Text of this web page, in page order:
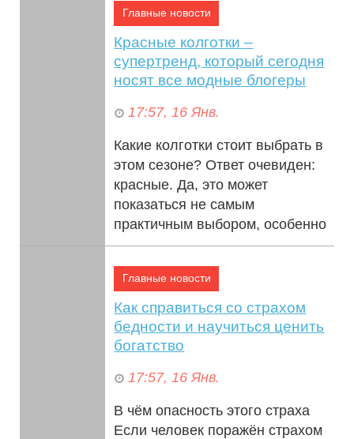
Главные новости
Красные колготки –
супертренд, который сегодня
носят все модные блогеры
17:57, 16 Янв.
Какие колготки стоит выбрать в
этом сезоне? Ответ очевиден:
красные. Да, это может
показаться не самым
практичным выбором, особенно
если вы привыкли ...
Главные новости
Как справиться со страхом
бедности и научиться ценить
богатство
17:57, 16 Янв.
В чём опасность этого страха
Если человек поражён страхом